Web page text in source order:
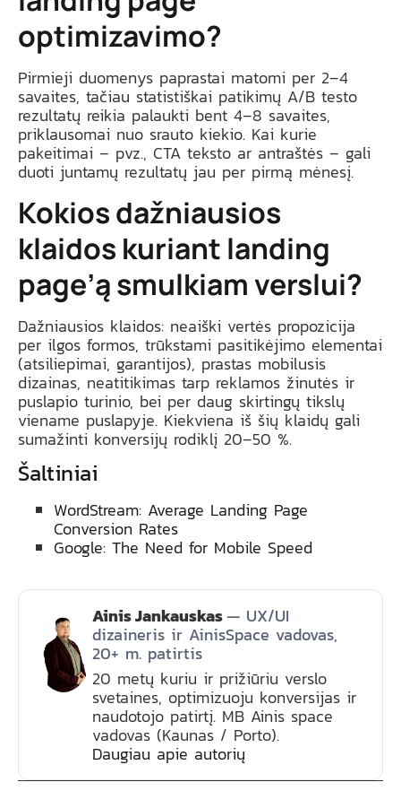
optimizavimo?
Pirmieji duomenys paprastai matomi per 2–4
savaites, tačiau statistiškai patikimų A/B testo
rezultatų reikia palaukti bent 4–8 savaites,
priklausomai nuo srauto kiekio. Kai kurie
pakeitimai – pvz., CTA teksto ar antraštės – gali
duoti juntamų rezultatų jau per pirmą mėnesį.
Kokios dažniausios
klaidos kuriant landing
page’ą smulkiam verslui?
Dažniausios klaidos: neaiški vertės propozicija
per ilgos formos, trūkstami pasitikėjimo elementai
(atsiliepimai, garantijos), prastas mobilusis
dizainas, neatitikimas tarp reklamos žinutės ir
puslapio turinio, bei per daug skirtingų tikslų
viename puslapyje. Kiekviena iš šių klaidų gali
sumažinti konversijų rodiklį 20–50 %.
Šaltiniai
WordStream: Average Landing Page
Conversion Rates
Google: The Need for Mobile Speed
Ainis Jankauskas— UX/UI
dizaineris ir AinisSpace vadovas,
20+ m. patirtis
20 metų kuriu ir prižiūriu verslo
svetaines, optimizuoju konversijas ir
naudotojo patirtį. MB Ainis space
vadovas (Kaunas / Porto).
Daugiau apie autorių